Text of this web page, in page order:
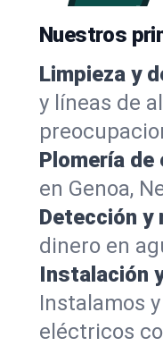
Nuestros
Limpieza y
y líneas de
Plomería de
en Genoa,
Detección y
dinero en
Instalación
Instalamos
eléctricos